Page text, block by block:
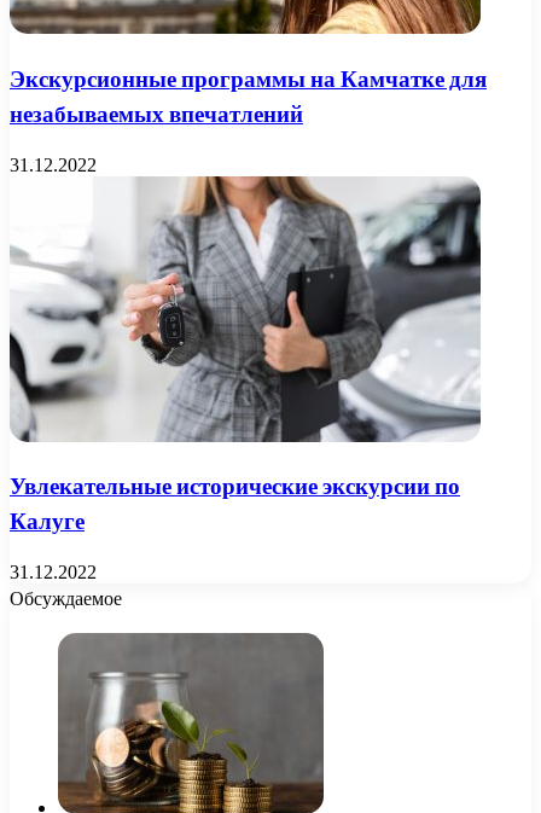
Экскурсионные программы на Камчатке для
незабываемых впечатлений
31.12.2022
Увлекательные исторические экскурсии по
Калуге
31.12.2022
Обсуждаемое